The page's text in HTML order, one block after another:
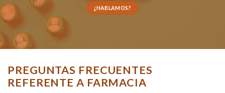
¿HABLAMOS?
PREGUNTAS FRECUENTES
REFERENTE A FARMACIA